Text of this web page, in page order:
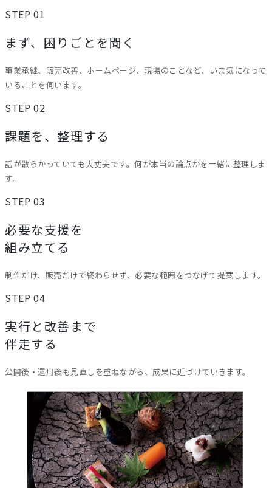
STEP 01
まず、困りごとを聞く
事業承継、販売改善、ホームページ、現場のことなど、いま気になって
いることを伺います。
STEP 02
課題を、整理する
話が散らかっていても大丈夫です。何が本当の論点かを一緒に整理しま
す。
STEP 03
必要な支援を
組み立てる
制作だけ、販売だけで終わらせず、必要な範囲をつなげて提案します。
STEP 04
実行と改善まで
伴走する
公開後・運用後も見直しを重ねながら、成果に近づけていきます。